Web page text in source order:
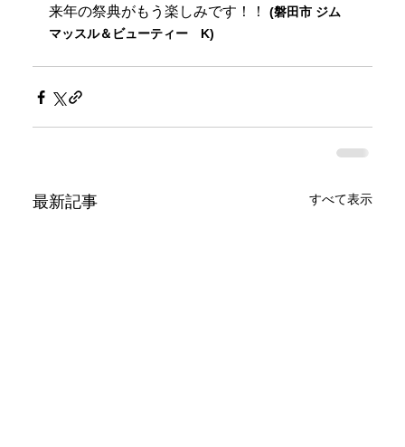
来年の祭典がもう楽しみです！！ (磐田市 ジム
マッスル＆ビューティー　K)
最新記事 すべて表示